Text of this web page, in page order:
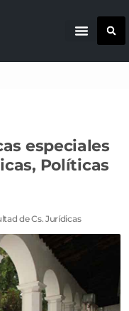
especiales
Políticas
de Cs. Jurídicas